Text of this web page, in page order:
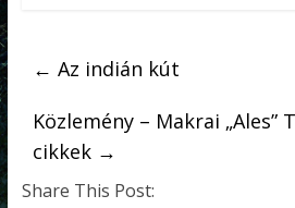
← Az indián kút
Közlemény – Makrai „Ales”
cikkek →
Share This Post: